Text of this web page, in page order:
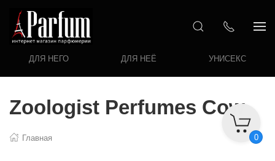
ДЛЯ НЕГО ДЛЯ НЕЁ УНИСЕКС
0
Zoologist Perfumes Cow
Главная